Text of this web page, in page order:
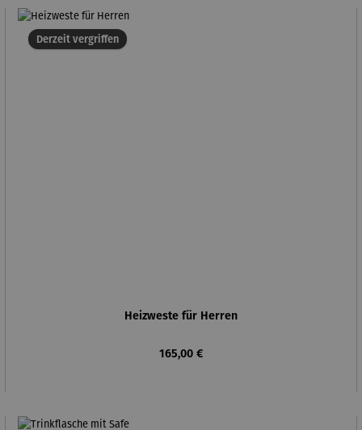
Derzeit vergriffen
Heizweste für Herren
Regulärer Preis:
165,00 €